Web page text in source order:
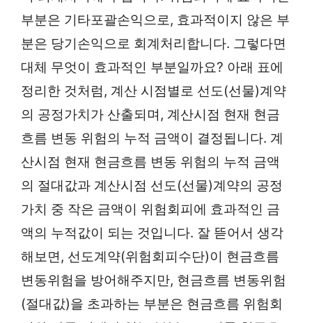
부분은 기타포괄손익으로, 효과적이지 않은 부
분은 당기손익으로 회계처리합니다. 그렇다면
대체 무엇이 효과적인 부분일까요? 아래 표에
정리한 것처럼, 계산 시점별로 선도(선물)계약
의 공정가치가 산출되며, 계산시점 현재 현금
흐름 변동 위험의 누적 금액이 결정됩니다. 계
산시점 현재 현금흐름 변동 위험의 누적 금액
의 절대값과 계산시점 선도(선물)계약의 공정
가치 중 작은 금액이 위험회피에 효과적인 금
액의 누적값이 되는 것입니다. 잘 뜯어서 생각
해보면, 선도계약(위험회피수단)이 현금흐름
변동위험을 방어해주지만, 현금흐름 변동위험
(절대값)을 초과하는 부분은 현금흐름 위험회